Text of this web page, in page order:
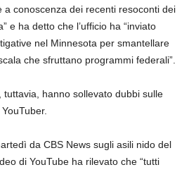
a conoscenza dei recenti resoconti dei
e ha detto che l’ufficio ha “inviato
nel Minnesota per smantellare
che sfruttano programmi federali”.
tuttavia, hanno sollevato dubbi sulle
da CBS News sugli asili nido del
di YouTube ha rilevato che “tutti